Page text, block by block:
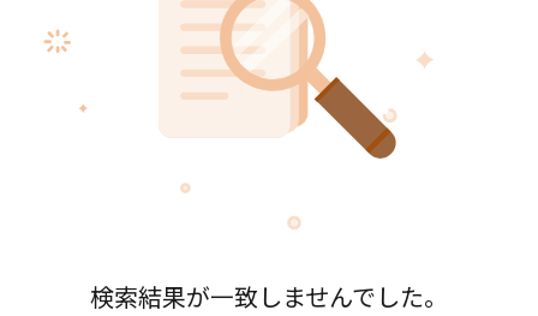
検索結果が一致しませんでした。